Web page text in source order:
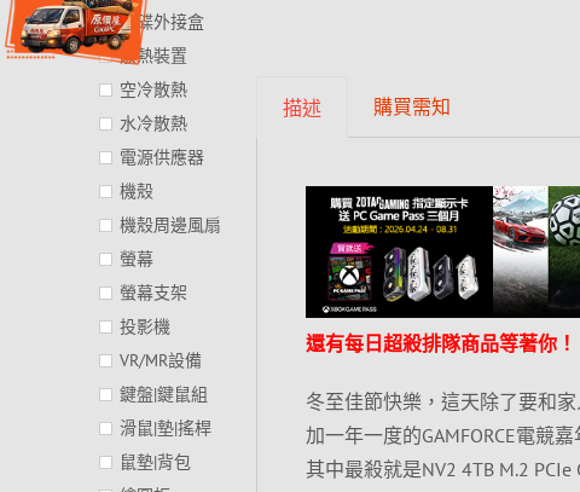
描述 購買需知
還有每日超殺排隊商品等著你！
冬至佳節快樂，這天除了要和
加一年一度的GAMFORCE電競
其中最殺就是NV2 4TB M.2
硬碟外接盒
散熱裝置
空冷散熱
水冷散熱
電源供應器
機殼
機殼周邊風扇
螢幕
螢幕支架
投影機
VR/MR設備
鍵盤|鍵鼠組
滑鼠|墊|搖桿
鼠墊|背包